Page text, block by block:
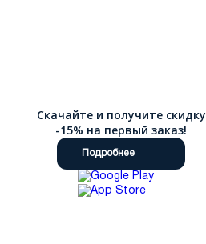
Скачайте и получите скидку
-15% на первый заказ!
Подробнее